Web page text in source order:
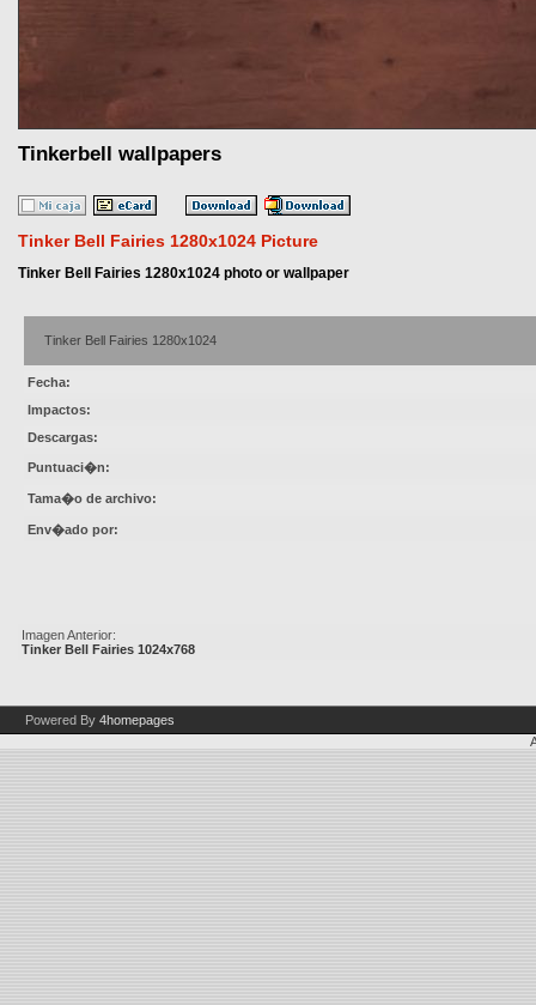
Tinkerbell wallpapers
Tinker Bell Fairies 1280x1024 Picture
Tinker Bell Fairies 1280x1024 photo or wallpaper
Tinker Bell Fairies 1280x1024
Fecha:
Impactos:
Descargas:
Puntuaci�n:
Tama�o de archivo:
Env�ado por:
Imagen Anterior:
Tinker Bell Fairies 1024x768
Powered By 4homepages